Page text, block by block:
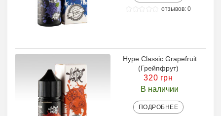
отзывов: 0
Hype Classic Grapefruit
(Грейпфрут)
320 грн
В наличии
ПОДРОБНЕЕ